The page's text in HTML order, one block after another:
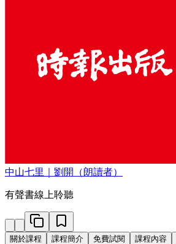
中山七里｜劉開（朗讀者）
有聲書線上聆聽
關於課程 課程簡介 免費試閱 課程內容